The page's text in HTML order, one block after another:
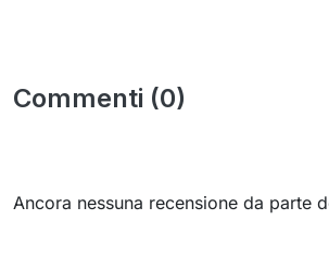
Commenti (0)
Ancora nessuna recensione da parte